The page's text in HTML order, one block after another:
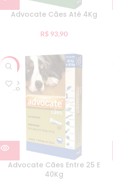
Advocate Cães Até 4Kg
R$ 93,90
-32%
ESGO
TADO
Advocate Cães Entre 25 E
40Kg